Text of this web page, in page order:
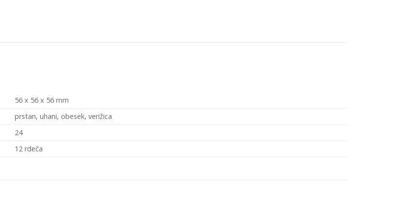
56 x 56 x 56 mm
prstan, uhani, obesek, verižica
24
12 rdeča